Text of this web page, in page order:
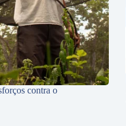
contra o